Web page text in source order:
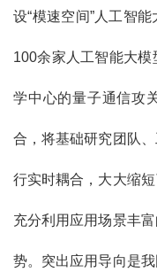
设“模速空间”人工智
100余家人工智能大
学中心的量子通信攻
合，将基础研究团队
行实时耦合，大大缩
充分利用应用场景丰
势。突出应用导向是